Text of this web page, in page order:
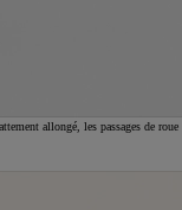
allongé, les passages de roue